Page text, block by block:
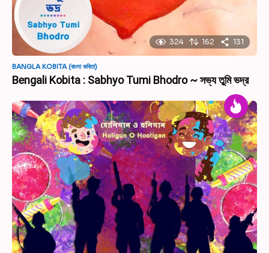
324 162 131
BANGLA KOBITA (বাংলা কবিতা)
Bengali Kobita : Sabhyo Tumi Bhodro ~ সভ্য তুমি ভদ্র